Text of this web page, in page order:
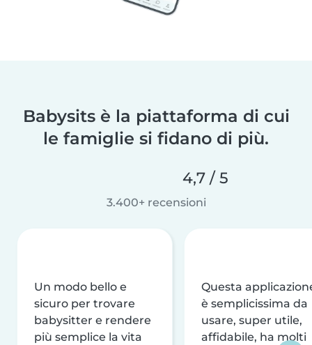
Babysits è la piattaforma di cui
le famiglie si fidano di più.
4,7 / 5
3.400+ recensioni
Un modo bello e
sicuro per trovare
babysitter e rendere
più semplice la vita
Questa
è semplicissima da
usare, super utile,
affidabile, ha molti